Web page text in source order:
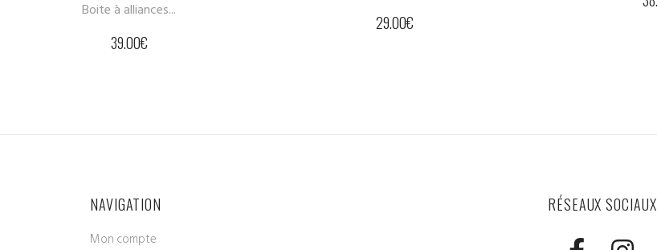
NAVIGATION
Mon compte
RÉSEAUX SOCIAUX